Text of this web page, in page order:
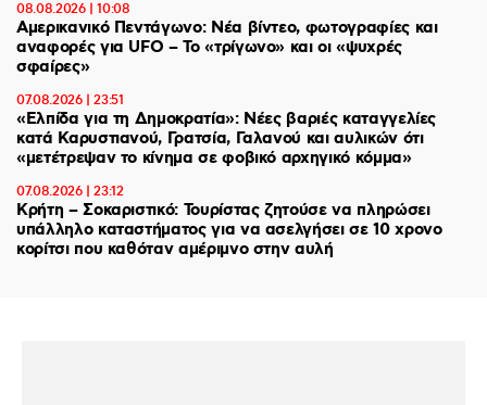
08.08.2026 | 10:08
Αμερικανικό Πεντάγωνο: Νέα βίντεο, φωτογραφίες και
αναφορές για UFO – Το «τρίγωνο» και οι «ψυχρές
σφαίρες»
07.08.2026 | 23:51
«Ελπίδα για τη Δημοκρατία»: Νέες βαριές καταγγελίες
κατά Καρυστιανού, Γρατσία, Γαλανού και αυλικών ότι
«μετέτρεψαν το κίνημα σε φοβικό αρχηγικό κόμμα»
07.08.2026 | 23:12
Κρήτη – Σοκαριστικό: Τουρίστας ζητούσε να πληρώσει
υπάλληλο καταστήματος για να ασελγήσει σε 10 χρονο
κορίτσι που καθόταν αμέριμνο στην αυλή